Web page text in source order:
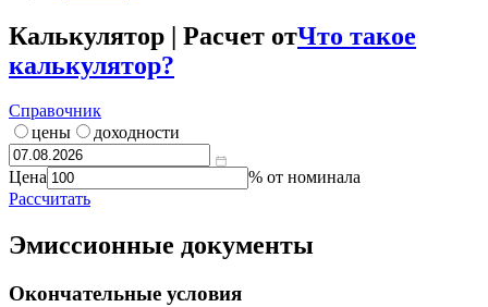
Калькулятор | Расчет отЧто такое
калькулятор?
Справочник
цены
доходности
Цена
% от номинала
Рассчитать
Эмиссионные документы
Окончательные условия